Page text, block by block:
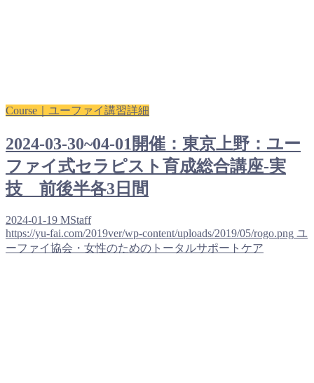
Course｜ユーファイ講習詳細
2024-03-30~04-01開催：東京上野：ユー
ファイ式セラピスト育成総合講座-実
技 前後半各3日間
2024-01-19 MStaff
https://yu-fai.com/2019ver/wp-content/uploads/2019/05/rogo.png ユ
ーファイ協会・女性のためのトータルサポートケア